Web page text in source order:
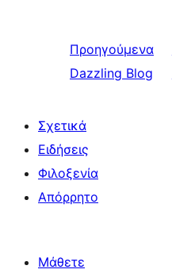
Προηγούμενα
Dazzling Blog
Σχετικά
Ειδήσεις
Φιλοξενία
Απόρρητο
Μάθετε